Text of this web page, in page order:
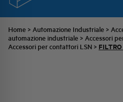
Home > Automazione Industriale >
automazione industriale > Accessori
Accessori per contattori LSN >
RESIDENZIALE
SISTEMA QUADRI
QUALITÀ
STORIA ELETTRA
COMUNICATI INTERNI